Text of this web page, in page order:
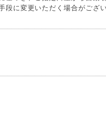
に変更いただく場合がござい